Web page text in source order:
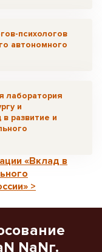
психологов
автономного
лаборатория
и
развитие и
«Вклад в
>
NaNг.